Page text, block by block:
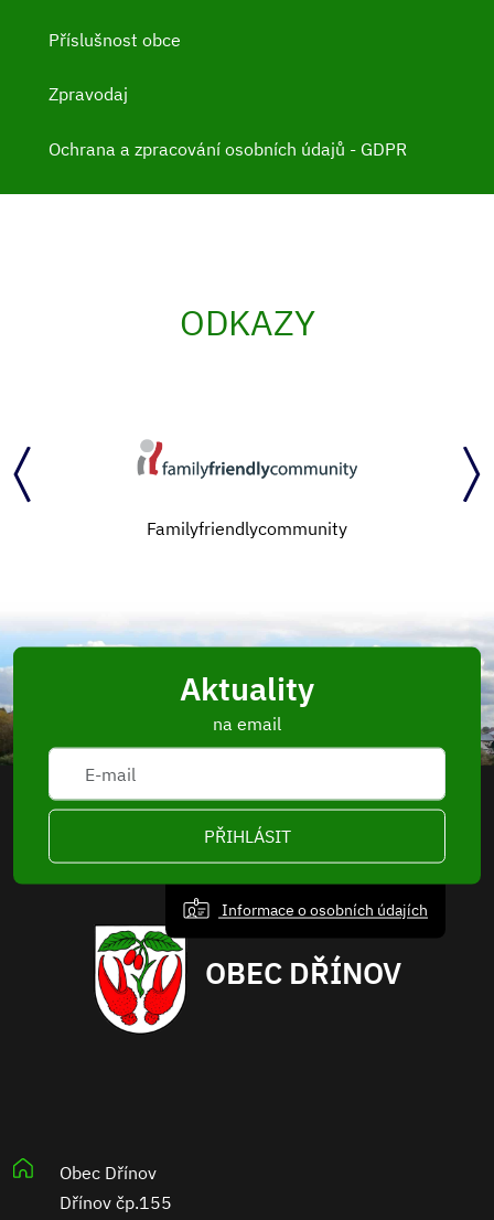
Příslušnost obce
Zpravodaj
Ochrana a zpracování osobních údajů - GDPR
ODKAZY
Familyfriendlycommunity
Aktuality
na email
PŘIHLÁSIT
Informace o osobních údajích
OBEC DŘÍNOV
Obec Dřínov
Dřínov čp.155